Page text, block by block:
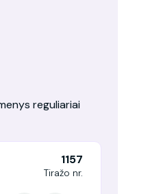
reguliariai
1157
Tiražo nr.